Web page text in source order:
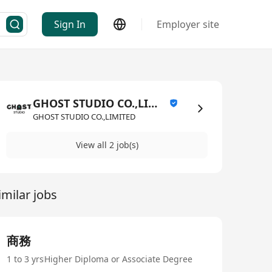
Sign In Employer site
GHOST STUDIO CO.,LIMITED
GHOST STUDIO CO.,LIMITED
View all 2 job(s)
jobs
商務
1 to 3 yrsHigher Diploma or Associate Degree